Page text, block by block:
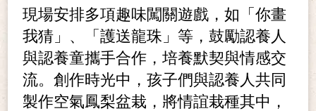
現場安排多項趣味闖關遊戲，如「你畫
我猜」、「護送龍珠」等，鼓勵認養人
與認養童攜手合作，培養默契與情感交
流。創作時光中，孩子們與認養人共同
製作空氣鳳梨盆栽，將情誼栽種其中，